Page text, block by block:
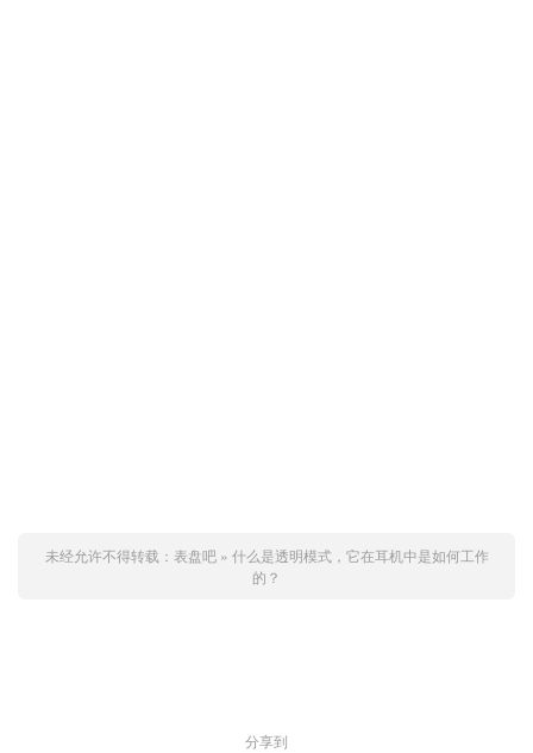
未经允许不得转载： 表盘吧» 什么是透明模式，它在耳机中是如何工作
的？
分享到